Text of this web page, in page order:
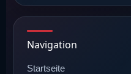
Navigation
Startseite